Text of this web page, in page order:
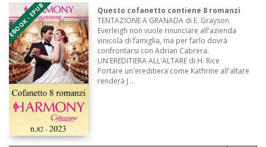
EBOOK - EPUB
Questo cofanetto contiene 8 romanzi
TENTAZIONE A GRANADA di E. Grayson
Everleigh non vuole rinunciare all'azienda
vinicola di famiglia, ma per farlo dovrà
confrontarsi con Adrian Cabrera.
UN'EREDITIERA ALL'ALTARE di H. Rice
Portare un'ereditiera come Kathrine all'altare
renderà J ...